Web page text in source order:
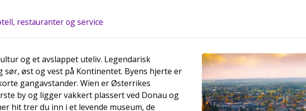
restauranter og service
og et avslappet uteliv. Legendarisk
øst og vest på Kontinentet. Byens hjerte er
gangavstander. Wien er Østerrikes
by og ligger vakkert plassert ved Donau og
hit trer du inn i et levende museum, de